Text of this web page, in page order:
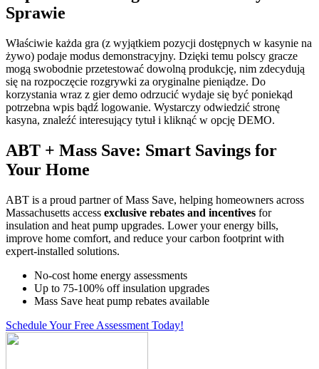
Sprawie
Właściwie każda gra (z wyjątkiem pozycji dostępnych w kasynie na
żywo) podaje modus demonstracyjny. Dzięki temu polscy gracze
mogą swobodnie przetestować dowolną produkcję, nim zdecydują
się na rozpoczęcie rozgrywki za oryginalne pieniądze. Do
korzystania wraz z gier demo odrzucić wydaje się być poniekąd
potrzebna wpis bądź logowanie. Wystarczy odwiedzić stronę
kasyna, znaleźć interesujący tytuł i kliknąć w opcję DEMO.
ABT + Mass Save: Smart Savings for
Your Home
ABT is a proud partner of Mass Save, helping homeowners across
Massachusetts access exclusive rebates and incentives for
insulation and heat pump upgrades. Lower your energy bills,
improve home comfort, and reduce your carbon footprint with
expert-installed solutions.
No-cost home energy assessments
Up to 75-100% off insulation upgrades
Mass Save heat pump rebates available
Schedule Your Free Assessment Today!